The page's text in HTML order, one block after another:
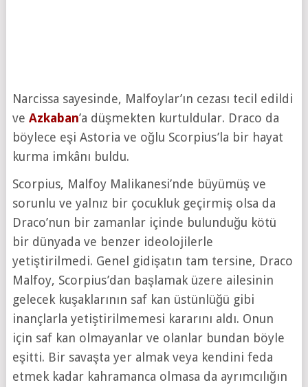
Narcissa sayesinde, Malfoylar’ın cezası tecil edildi
ve Azkaban’a düşmekten kurtuldular. Draco da
böylece eşi Astoria ve oğlu Scorpius’la bir hayat
kurma imkânı buldu.
Scorpius, Malfoy Malikanesi’nde büyümüş ve
sorunlu ve yalnız bir çocukluk geçirmiş olsa da
Draco’nun bir zamanlar içinde bulunduğu kötü
bir dünyada ve benzer ideolojilerle
yetiştirilmedi. Genel gidişatın tam tersine, Draco
Malfoy, Scorpius’dan başlamak üzere ailesinin
gelecek kuşaklarının saf kan üstünlüğü gibi
inançlarla yetiştirilmemesi kararını aldı. Onun
için saf kan olmayanlar ve olanlar bundan böyle
eşitti. Bir savaşta yer almak veya kendini feda
etmek kadar kahramanca olmasa da ayrımcılığın